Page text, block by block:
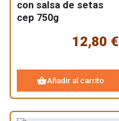
con salsa de setas
cep 750g
12,80 €
shopping_basketAñadir al carrito